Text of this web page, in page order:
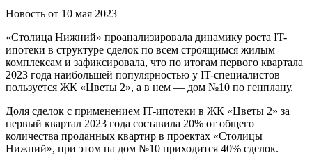
Новость от 10 мая 2023
«Столица Нижний» проанализировала динамику роста IT-
ипотеки в структуре сделок по всем строящимся жилым
комплексам и зафиксировала, что по итогам первого квартала
2023 года наибольшей популярностью у IT-специалистов
пользуется ЖК «Цветы 2», а в нем — дом №10 по генплану.
Доля сделок с применением IT-ипотеки в ЖК «Цветы 2» за
первый квартал 2023 года составила 20% от общего
количества проданных квартир в проектах «Столицы
Нижний», при этом на дом №10 приходится 40% сделок.